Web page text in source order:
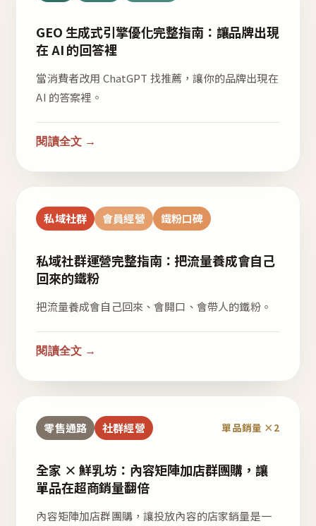
GEO 生成式引擎優化完整指南：讓品牌出現
在 AI 的回答裡
當消費者改用 ChatGPT 找推薦，讓你的品牌出現在
AI 的答案裡。
閱讀全文 →
私域社群 會員經營 鐵粉口碑
私域社群運營完整指南：把流量養成會自己
回來的鐵粉
把流量養成會自己回來、會開口、會帶人的鐵粉。
閱讀全文 →
零售通路 社群經營 單品銷量 ×2
全家 × 鮮乳坊：內容矩陣加店群團購，讓
單品在超商銷量翻倍
內容矩陣加店群團購，讓投放內容的店家銷量是一